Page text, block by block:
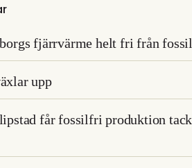
fjärrvärme helt fri från
upp
får fossilfri produktion